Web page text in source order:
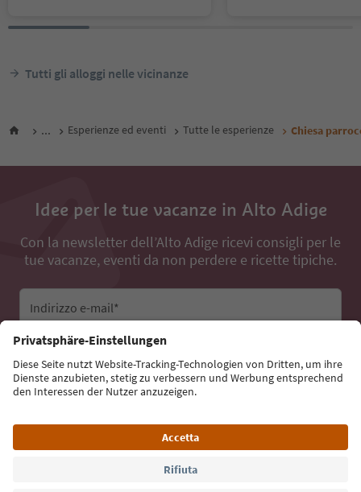
Tutti gli alloggi nelle vicinanze
... Esperienze ed eventi Tutte le esperienze Chiesa
Idee per le tue vacanze in Alto Adige
Con la newsletter dell’Alto Adige ricevi consigli per le
tue vacanze, eventi da non perdere e ricette tipiche.
Indirizzo e-mail*
Iscriviti alla newsletter